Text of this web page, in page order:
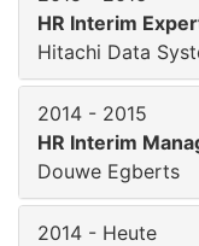
HR Interim
Hitachi Data
2014 - 2015
HR Interim
Douwe Egberts
2014 - Heute